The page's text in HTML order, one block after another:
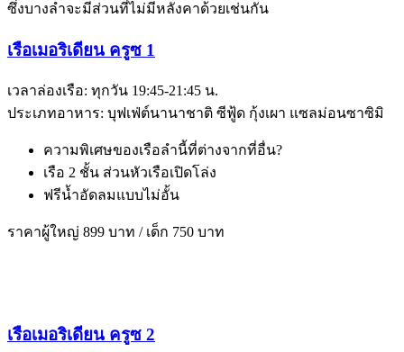
ซึ่งบางลำจะมีส่วนที่ไม่มีหลังคาด้วยเช่นกัน
เรือเมอริเดียน ครูซ 1
เวลาล่องเรือ: ทุกวัน 19:45-21:45 น.
ประเภทอาหาร: บุฟเฟ่ต์นานาชาติ ซีฟู้ด กุ้งเผา แซลม่อนซาซิมิ
ความพิเศษของเรือลำนี้ที่ต่างจากที่อื่น?
เรือ 2 ชั้น ส่วนหัวเรือเปิดโล่ง
ฟรีน้ำอัดลมแบบไม่อั้น
ราคาผู้ใหญ่ 899 บาท / เด็ก 750 บาท
เรือเมอริเดียน ครูซ 2